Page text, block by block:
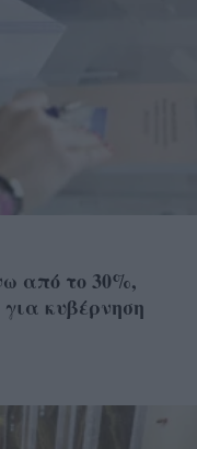
από το 30%,
για κυβέρνηση